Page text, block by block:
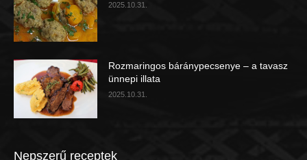
2025.10.31.
Rozmaringos báránypecsenye – a tavasz
ünnepi illata
2025.10.31.
Nepszerű receptek